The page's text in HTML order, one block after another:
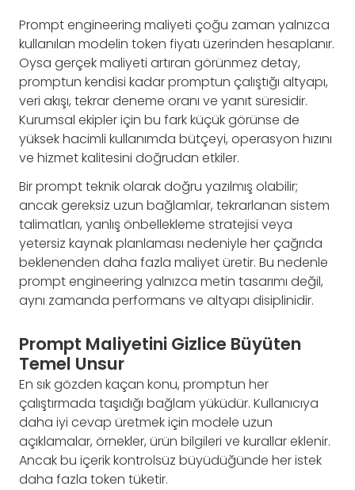
Prompt engineering maliyeti çoğu zaman yalnızca
kullanılan modelin token fiyatı üzerinden hesaplanır.
Oysa gerçek maliyeti artıran görünmez detay,
promptun kendisi kadar promptun çalıştığı altyapı,
veri akışı, tekrar deneme oranı ve yanıt süresidir.
Kurumsal ekipler için bu fark küçük görünse de
yüksek hacimli kullanımda bütçeyi, operasyon hızını
ve hizmet kalitesini doğrudan etkiler.
Bir prompt teknik olarak doğru yazılmış olabilir;
ancak gereksiz uzun bağlamlar, tekrarlanan sistem
talimatları, yanlış önbellekleme stratejisi veya
yetersiz kaynak planlaması nedeniyle her çağrıda
beklenenden daha fazla maliyet üretir. Bu nedenle
prompt engineering yalnızca metin tasarımı değil,
aynı zamanda performans ve altyapı disiplinidir.
Prompt Maliyetini Gizlice Büyüten
Temel Unsur
En sık gözden kaçan konu, promptun her
çalıştırmada taşıdığı bağlam yüküdür. Kullanıcıya
daha iyi cevap üretmek için modele uzun
açıklamalar, örnekler, ürün bilgileri ve kurallar eklenir.
Ancak bu içerik kontrolsüz büyüdüğünde her istek
daha fazla token tüketir.